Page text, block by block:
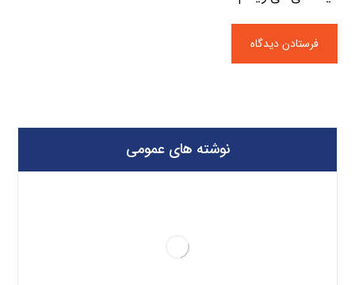
نوشته های عمومی